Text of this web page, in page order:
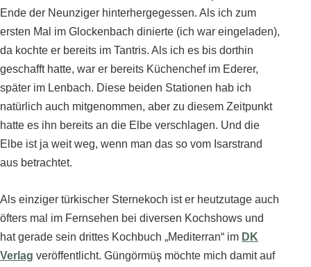
Ende der Neunziger hinterhergegessen. Als ich zum
ersten Mal im Glockenbach dinierte (ich war eingeladen),
da kochte er bereits im Tantris. Als ich es bis dorthin
geschafft hatte, war er bereits Küchenchef im Ederer,
später im Lenbach. Diese beiden Stationen hab ich
natürlich auch mitgenommen, aber zu diesem Zeitpunkt
hatte es ihn bereits an die Elbe verschlagen. Und die
Elbe ist ja weit weg, wenn man das so vom Isarstrand
aus betrachtet.
Als einziger türkischer Sternekoch ist er heutzutage auch
öfters mal im Fernsehen bei diversen Kochshows und
hat gerade sein drittes Kochbuch „Mediterran“ im DK
Verlag veröffentlicht. Güngörmüş möchte mich damit auf